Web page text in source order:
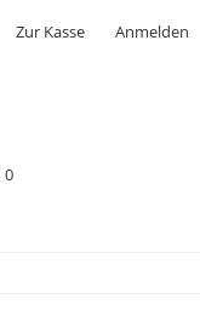
Zur Kasse Anmelden
0